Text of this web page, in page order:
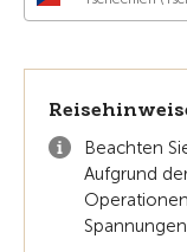
Beachten
Aufgrund